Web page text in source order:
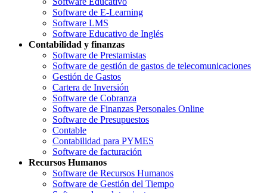
Software de E-Learning
Software LMS
Software Educativo de Inglés
Contabilidad y finanzas
Software de Prestamistas
Software de gestión de gastos de telecomunicaciones
Gestión de Gastos
Cartera de Inversión
Software de Cobranza
Software de Finanzas Personales Online
Software de Presupuestos
Contable
Contabilidad para PYMES
Software de facturación
Recursos Humanos
Software de Recursos Humanos
Software de Gestión del Tiempo